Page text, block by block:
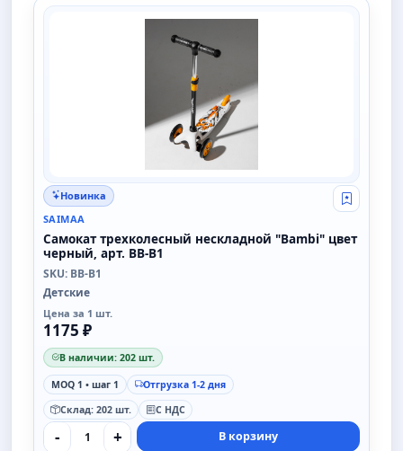
SAIMAA
Новинка
Свой
SAIMAA
Самокат трехколесный нескладной "Bambi" цвет
черный, арт. BB-B1
SKU: BB-B1
Детские
Цена за 1 шт.
1175 ₽
В наличии: 202 шт.
MOQ 1 • шаг 1
Отгрузка 1-2 дня
Склад: 202 шт.
С НДС
- + В корзину